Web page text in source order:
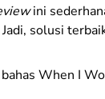
ini
solusi
When I